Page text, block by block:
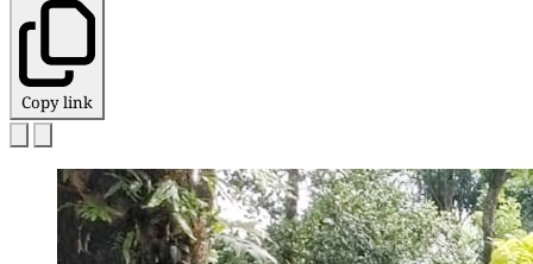
Copy link